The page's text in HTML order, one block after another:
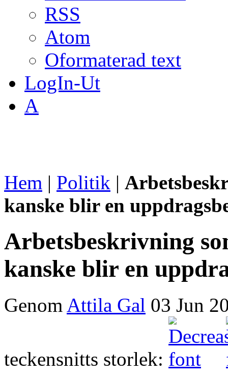
RSS
Atom
Oformaterad text
LogIn-Ut
A
Hem | Politik |
kanske blir en
Arbetsbeskrivning
kanske blir en
Genom Attila Gal 03 Jun
teckensnitts storlek: